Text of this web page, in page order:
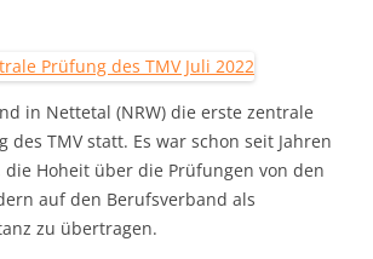
in Nettetal (NRW) die erste zentrale
des TMV statt. Es war schon seit Jahren
die Hoheit über die Prüfungen von den
auf den Berufsverband als
zu übertragen.